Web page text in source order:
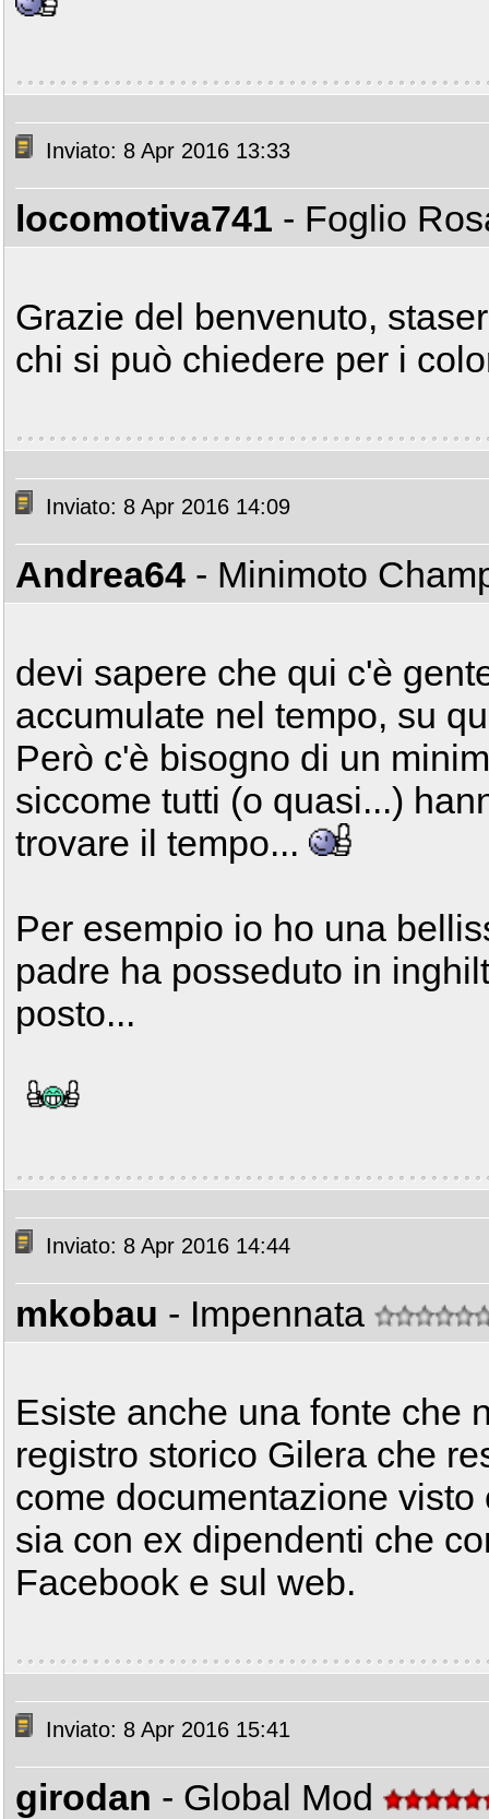
Inviato: 8 Apr 2016 13:33
locomotiva741 - Foglio
Grazie del benvenuto,
chi si può chiedere per i
Inviato: 8 Apr 2016 14:09
Andrea64 - Minimoto
devi sapere che qui c'è
accumulate nel tempo, su
Però c'è bisogno di un
siccome tutti (o quasi...)
trovare il tempo...
Per esempio io ho una
padre ha posseduto in
posto...
Inviato: 8 Apr 2016 14:44
mkobau - Impennata
Esiste anche una fonte che
registro storico Gilera che
come documentazione
sia con ex dipendenti che
Facebook e sul web.
Inviato: 8 Apr 2016 15:41
girodan - Global Mod